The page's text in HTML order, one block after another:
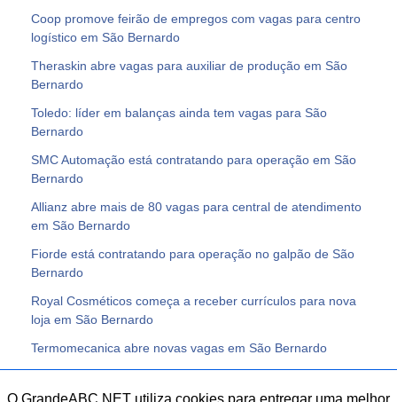
Coop promove feirão de empregos com vagas para centro
logístico em São Bernardo
Theraskin abre vagas para auxiliar de produção em São
Bernardo
Toledo: líder em balanças ainda tem vagas para São
Bernardo
SMC Automação está contratando para operação em São
Bernardo
Allianz abre mais de 80 vagas para central de atendimento
em São Bernardo
Fiorde está contratando para operação no galpão de São
Bernardo
Royal Cosméticos começa a receber currículos para nova
loja em São Bernardo
Termomecanica abre novas vagas em São Bernardo
O GrandeABC.NET utiliza cookies para entregar uma melhor